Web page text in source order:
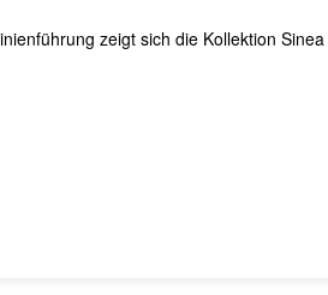
zeigt sich die Kollektion